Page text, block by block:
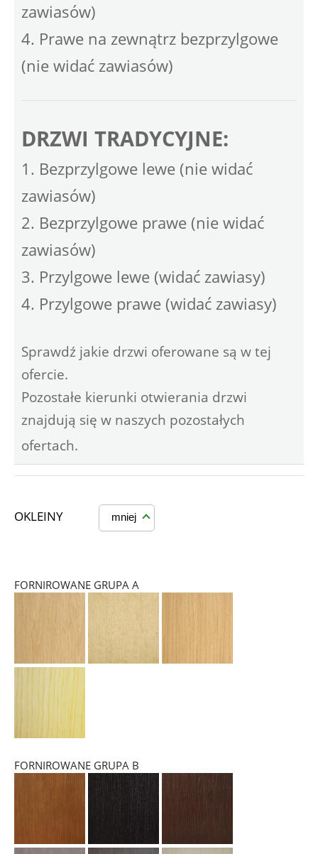
zawiasów)
4. Prawe na zewnątrz bezprzylgowe
(nie widać zawiasów)
DRZWI TRADYCYJNE:
1. Bezprzylgowe lewe (nie widać
zawiasów)
2. Bezprzylgowe prawe (nie widać
zawiasów)
3. Przylgowe lewe (widać zawiasy)
4. Przylgowe prawe (widać zawiasy)
Sprawdź jakie drzwi oferowane są w tej
ofercie.
Pozostałe kierunki otwierania drzwi
znajdują się w naszych pozostałych
ofertach.
OKLEINY mniej
FORNIROWANE GRUPA A
FORNIROWANE GRUPA B